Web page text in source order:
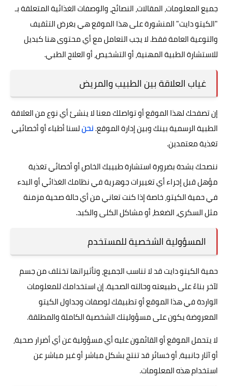
جميع المعلومات، المقالات، النصائح، والوصفات الغذائية المتعلقة بـ
"الكيتو دايت" المنشورة على هذا الموقع هي بغرض التثقيف
والتوعية العامة فقط. لا يجب التعامل مع أي محتوى هنا كبديل
للاستشارة الطبية المهنية، أو التشخيص، أو العلاج الطبي.
غياب العلاقة بين الطبيب والمريض
إن تصفحك لهذا الموقع أو تواصلك معنا لا ينشئ أي نوع من العلاقة
الطبية الرسمية بينك وبين إدارة الموقع.نحنلسنا أطباء أو أخصائيي
تغذية معتمدين.
ننصحك بشدة بضرورة استشارة طبيبك الخاص أو أخصائي تغذية
مؤهل قبل إجراء أي تغييرات جوهرية في نظامك الغذائي أو البدء
في حمية الكيتو، خاصة إذا كنت تعاني من أي حالة صحية مزمنة
مثل السكري، الضغط، أو مشاكل الكلى والكبد.
المسؤولية الشخصية للمستخدم
حمية الكيتو دايت قد لا تناسب الجميع، وتأثيراتها تختلف من جسم
لآخر بناءً على طبيعته وحالته الصحية. إن استخدامك للمعلومات
الواردة في هذا الموقع أو تطبيقك لوصفات وجداول الكيتو
المعروضة يكون على مسؤوليتك الشخصية الكاملة والمطلقة.
لا يتحمل الموقع أو القائمون عليه أي مسؤولية عن أي أضرار صحية،
أو آثار جانبية، أو خسائر قد تنتج بشكل مباشر أو غير مباشر عن
استخدام هذه المعلومات.